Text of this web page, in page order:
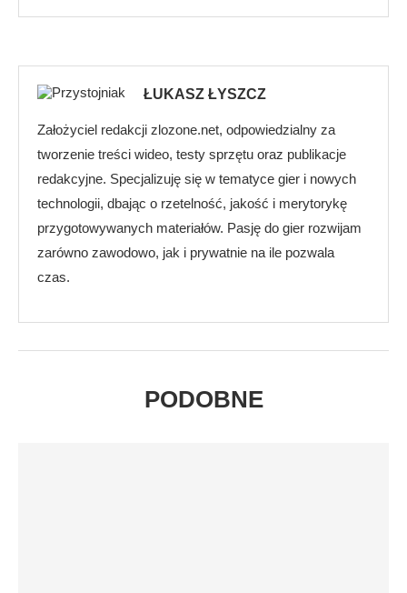
ŁUKASZ ŁYSZCZ
Założyciel redakcji zlozone.net, odpowiedzialny za
tworzenie treści wideo, testy sprzętu oraz publikacje
redakcyjne. Specjalizuję się w tematyce gier i nowych
technologii, dbając o rzetelność, jakość i merytorykę
przygotowywanych materiałów. Pasję do gier rozwijam
zarówno zawodowo, jak i prywatnie na ile pozwala
czas.
PODOBNE